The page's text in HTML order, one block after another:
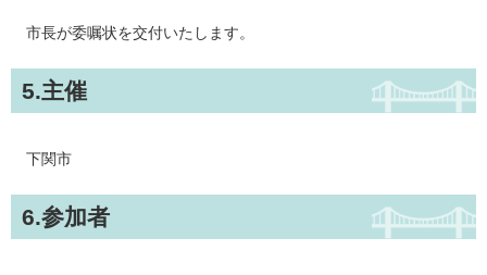
市長が委嘱状を交付いたします。
5.主催
下関市
6.参加者